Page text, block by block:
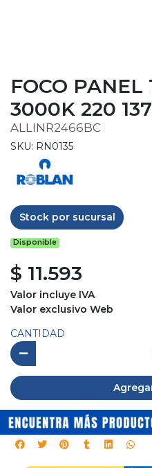
FOCO
3000K 220
ALLINR2466BC
SKU: RN0135
Stock por sucursal
Disponible
$ 11.593
Valor incluye IVA
Valor exclusivo Web
CANTIDAD